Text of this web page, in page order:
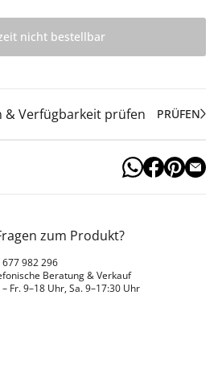
nicht bestellbar
& Verfügbarkeit prüfen PRÜFEN
zum Produkt?
982 296
Beratung & Verkauf
– Fr. 9–18 Uhr, Sa. 9–17:30 Uhr